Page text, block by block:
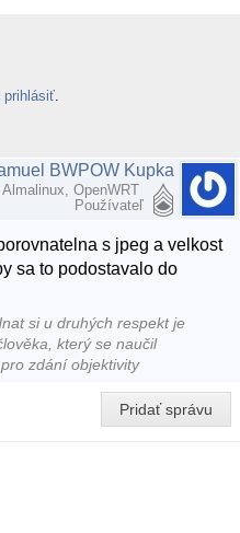
prihlásiť
BWPOW Kupka
Almalinux, OpenWRT
Používateľ
s jpeg a velkost
sa to podostavalo do
si u druhých respekt je
který se naučil
zdání objektivity
Pridať správu